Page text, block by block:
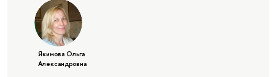
Якимова Ольга
Александровна